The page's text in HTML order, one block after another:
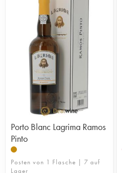
Porto Blanc Lagrima Ramos
Pinto
Posten von 1 Flasche | 7 auf
Lager